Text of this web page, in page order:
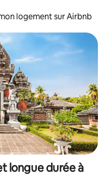
logement sur Airbnb
longue durée à